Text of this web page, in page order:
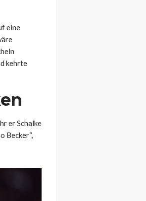
eine
kehrte
er Schalke
Becker“,